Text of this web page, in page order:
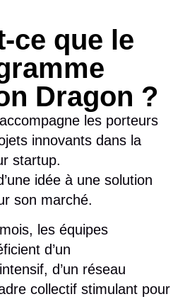
ce que le
Dragon ?
accompagne les porteurs
innovants dans la
startup.
idée à une solution
son marché.
les équipes
d’un
, d’un réseau
collectif stimulant pour